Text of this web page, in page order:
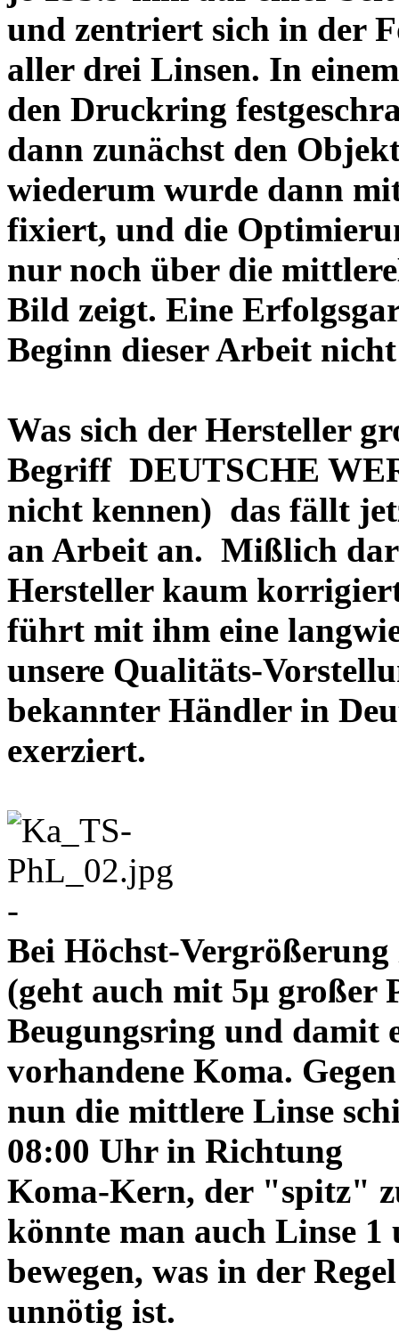
und zentriert sich in der
aller drei Linsen. In
den Druckring
dann zunächst den
wiederum wurde dann
fixiert, und die
nur noch über die
Bild zeigt. Eine
Beginn dieser Arbeit
Was sich der Hersteller
Begriff DEUTSCHE
nicht kennen) das fällt
an Arbeit an. Mißlich
Hersteller kaum
führt mit ihm eine
unsere Qualitäts-
bekannter Händler in
exerziert.
-
Bei Höchst-
(geht auch mit 5µ großer
Beugungsring und damit
vorhandene Koma.
nun die mittlere Linse
08:00 Uhr in Richtung
Koma-Kern, der "spitz"
könnte man auch Linse
bewegen, was in der Regel
unnötig ist.